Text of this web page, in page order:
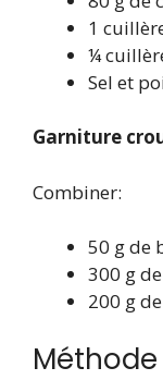
1
¼
Sel et
Garniture
Combiner:
50 g de
300 g
200 g
Méthode